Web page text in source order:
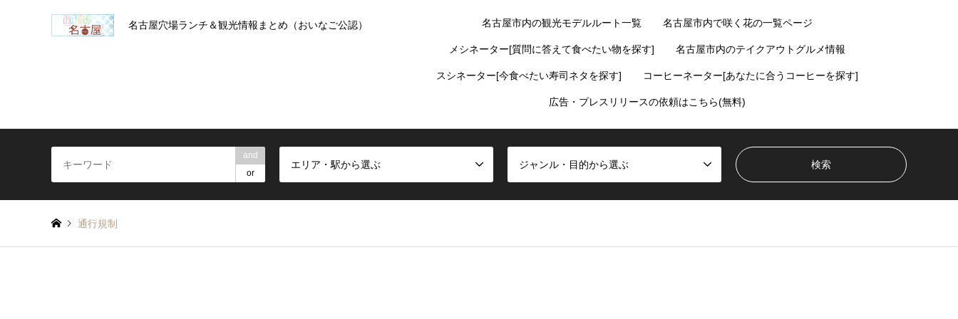
名古屋穴場ランチ＆観光情報まとめ（おいなご公認） 名古屋市内の観光モデルルート一覧 名古屋市内で咲く花の一覧ページ
メシネーター[質問に答えて食べたい物を探す] 名古屋市内のテイクアウトグルメ情報
スシネーター[今食べたい寿司ネタを探す] コーヒーネーター[あなたに合うコーヒーを探す]
広告・プレスリリースの依頼はこちら(無料)
and
or
エリア・駅から選ぶ ジャンル・目的から選ぶ
通行規制